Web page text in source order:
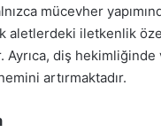
mücevher
aletlerdeki iletkenlik
diş hekimliğinde
artırmaktadır.